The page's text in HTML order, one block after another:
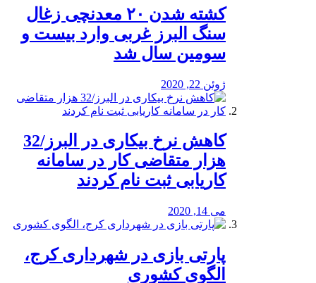
کشته شدن ۲۰ معدنچی زغال
سنگ البرز غربی وارد بیست و
سومین سال شد
ژوئن 22, 2020
کاهش نرخ بیکاری در البرز/32
هزار متقاضی کار در سامانه
کاریابی ثبت نام کردند
می 14, 2020
پارتی بازی در شهرداری کرج،
الگوی کشوری